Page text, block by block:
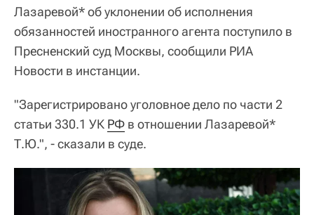
Лазаревой* об уклонении об исполнения
обязанностей иностранного агента поступило в
Пресненский суд Москвы, сообщили РИА
Новости в инстанции.
"Зарегистрировано уголовное дело по части 2
статьи 330.1 УК РФ в отношении Лазаревой*
Т.Ю.", - сказали в суде.